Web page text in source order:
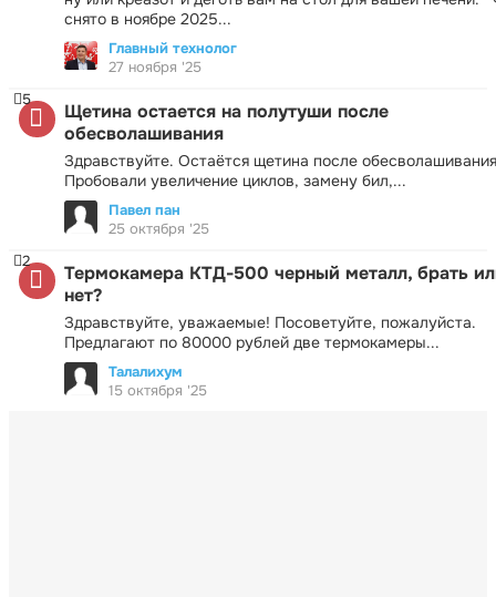
снято в ноябре 2025...
Главный технолог
27 ноября '25
Щетина остается на полутуши после
обесволашивания
Здравствуйте. Остаётся щетина после
Пробовали увеличение циклов, замену бил,...
5
Павел пан
25 октября '25
Термокамера КТД-500 черный металл, брать
нет?
Здравствуйте, уважаемые! Посоветуйте, пожалуйста.
Предлагают по 80000 рублей две термокамеры...
2
Талалихум
15 октября '25